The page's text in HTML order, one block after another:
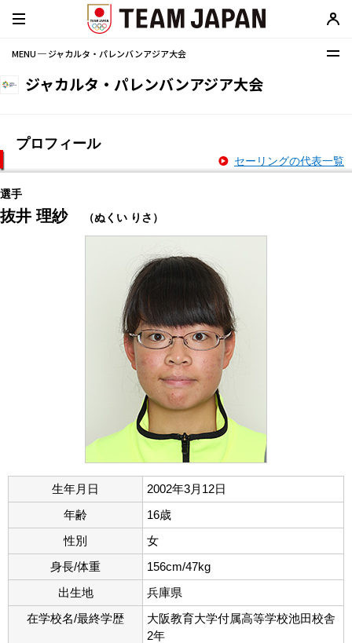
MENU ─ ジャカルタ・パレンバンアジア大会
ジャカルタ・パレンバンアジア大会
プロフィール
セーリングの代表一覧
選手
抜井 理紗 （ぬくい りさ）
生年月日
2002年3月12日
年齢
16歳
性別
女
身長/体重
156cm/47kg
出生地
兵庫県
在学校名/最終学歴
大阪教育大学付属高等学校池田校舎
2年